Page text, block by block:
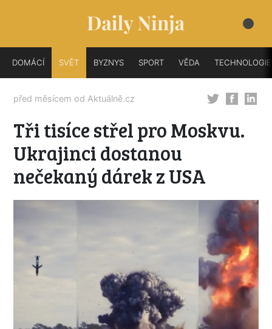
DOMÁCÍ SVĚT BYZNYS SPORT VĚDA TECHNOLOGIE
před měsícem od Aktuálně.cz
Tři tisíce střel pro Moskvu.
Ukrajinci dostanou
nečekaný dárek z USA